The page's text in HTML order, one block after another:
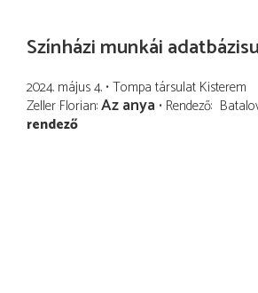
Színházi munkái
2024. május 4. Tompa társulat Kisterem
Zeller Florian Az anya Rendező
rendező